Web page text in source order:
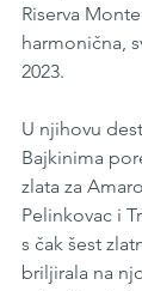
Riserva
harmonična,
2023.
U njihovu
Bajkinima
zlata za
Pelinkovac i
s čak šest
briljirala na